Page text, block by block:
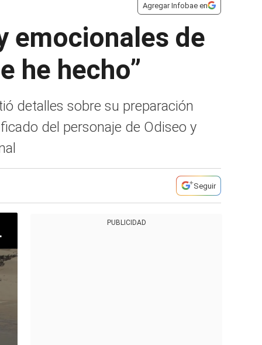
Agregar Infobae en
emocionales de
he hecho”
detalles sobre su preparación
del personaje de Odiseo y
Seguir
IMAX
PUBLICIDAD